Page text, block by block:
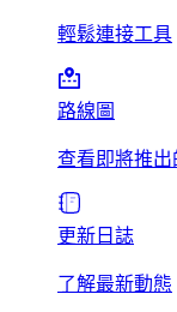
輕鬆連接工具
路線圖
查看即將推出
更新日誌
了解最新動態